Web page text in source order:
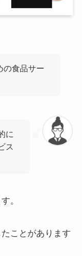
の食品サー
に
ス
。
ことがあります